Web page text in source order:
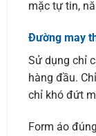
mặc tự tin,
Đường may
Sử dụng chỉ
hàng đầu.
chỉ khó đứt
Form áo